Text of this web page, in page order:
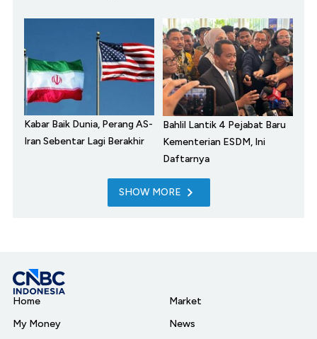
Kabar Baik Dunia, Perang AS-
Iran Sebentar Lagi Berakhir
Bahlil Lantik 4 Pejabat Baru
Kementerian ESDM, Ini
Daftarnya
SHOW MORE
Home
My Money
Market
News